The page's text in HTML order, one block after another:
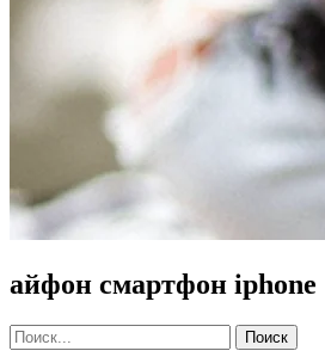
айфон смартфон iphone